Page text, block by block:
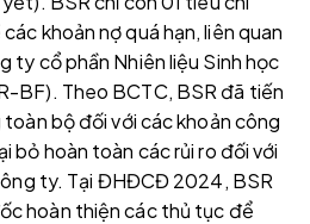
khoản nợ quá hạn, liên quan
ty cổ phần Nhiên liệu Sinh học
BF). Theo BCTC, BSR đã tiến
bộ đối với các khoản công
bỏ hoàn toàn các rủi ro đối với
ty. Tại ĐHĐCĐ 2024, BSR
hoàn thiện các thủ tục để